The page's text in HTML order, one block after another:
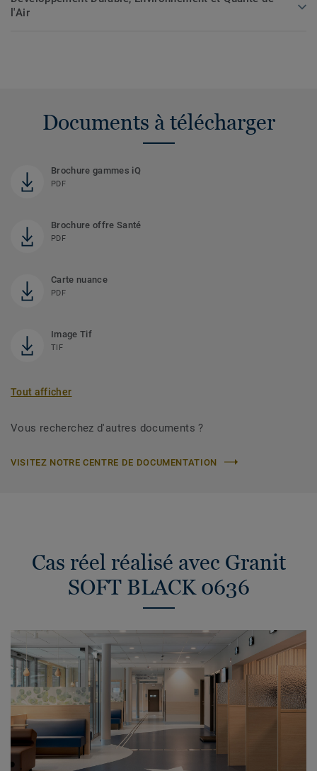
l'Air
Documents à télécharger
Brochure gammes iQ
PDF
Brochure offre Santé
PDF
Carte nuance
PDF
Image Tif
TIF
Tout afficher
Vous recherchez d'autres documents ?
VISITEZ NOTRE CENTRE DE DOCUMENTATION
Cas réel réalisé avec Granit
SOFT BLACK 0636